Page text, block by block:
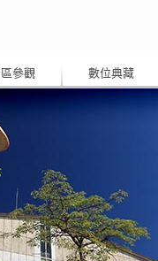
區參觀 數位典藏